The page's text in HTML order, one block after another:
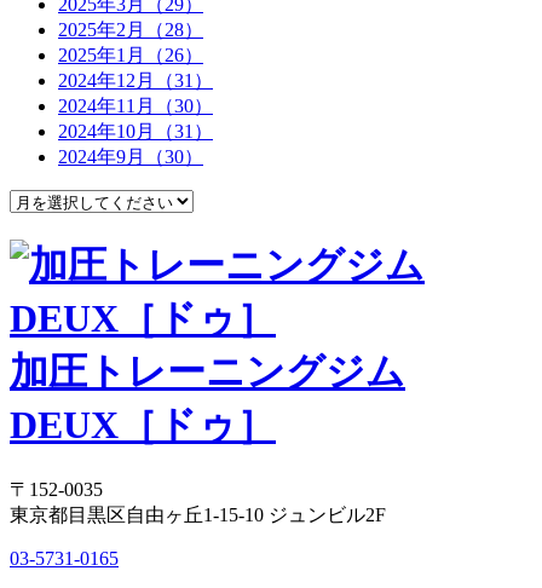
2025年3月（29）
2025年2月（28）
2025年1月（26）
2024年12月（31）
2024年11月（30）
2024年10月（31）
2024年9月（30）
加圧トレーニングジム
DEUX［ドゥ］
〒152-0035
東京都目黒区自由ヶ丘1-15-10 ジュンビル2F
03-5731-0165